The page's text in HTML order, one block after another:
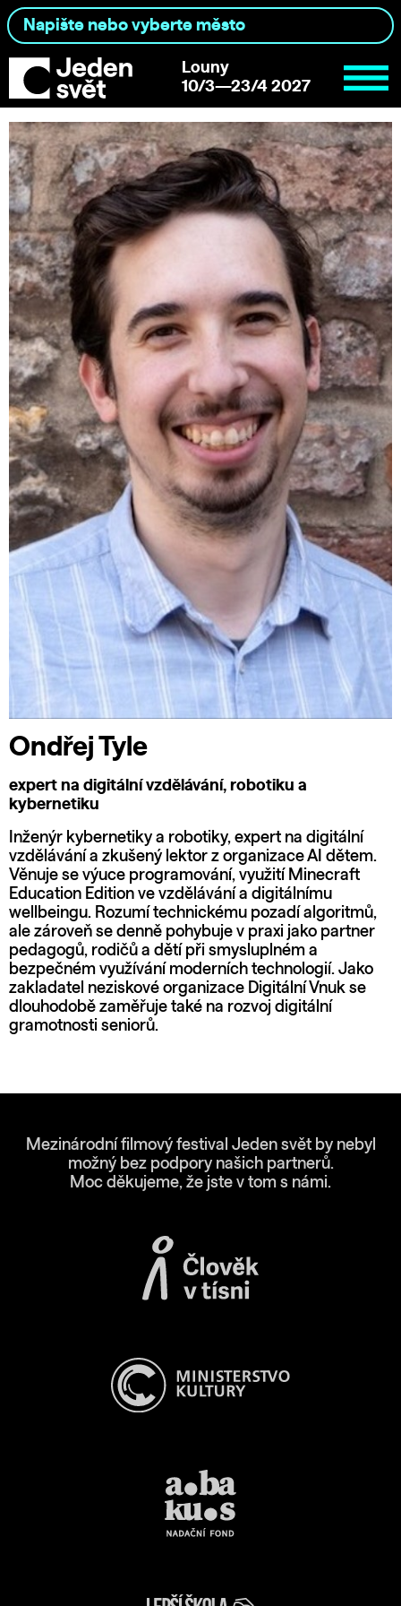
Louny
10/3—23/4 2027
Ondřej Tyle
expert na digitální vzdělávání, robotiku a
kybernetiku
Inženýr kybernetiky a robotiky, expert na digitální
vzdělávání a zkušený lektor z organizace AI dětem.
Věnuje se výuce programování, využití Minecraft
Education Edition ve vzdělávání a digitálnímu
wellbeingu. Rozumí technickému pozadí algoritmů,
ale zároveň se denně pohybuje v praxi jako partner
pedagogů, rodičů a dětí při smysluplném a
bezpečném využívání moderních technologií. Jako
zakladatel neziskové organizace Digitální Vnuk se
dlouhodobě zaměřuje také na rozvoj digitální
gramotnosti seniorů.
Mezinárodní filmový festival Jeden svět by nebyl
možný bez podpory našich partnerů.
Moc děkujeme, že jste v tom s námi.